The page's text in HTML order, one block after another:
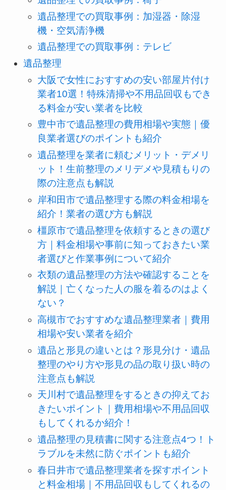
遺品整理での買取事例：加湿器・除湿
機・空気清浄機
遺品整理での買取事例：テレビ
遺品整理
大阪で女性におすすめの安い部屋片付け
業者10選！特殊清掃や不用品回収もでき
る料金が安い業者を比較
豊中市で遺品整理の費用相場や実態｜優
良業者選びのポイントも紹介
遺品整理を業者に頼むメリット・デメリ
ット！生前整理のメリデメや見積もりの
際の注意点も解説
岸和田市で遺品整理する際の料金相場を
紹介！業者の選び方も解説
橿原市で遺品整理を依頼するときの選び
方｜料金相場や事前に知っておきたい業
者選びと作業事例について紹介
衣類の遺品整理の方法や確認することを
解説｜亡くなった人の服を着るのはよく
ない？
高槻市でおすすめな遺品整理業者｜費用
相場や安い業者を紹介
遺品と形見の違いとは？形見分け・遺品
整理のやり方や形見の品の取り扱い時の
注意点も解説
天川村で遺品整理をするときの抑えてお
きたいポイント｜費用相場や不用品回収
もしてくれるか紹介！
遺品整理の見積書に関する注意点4つ！ト
ラブルを未然に防ぐポイントも紹介
春日井市で遺品整理業者を探すポイント
と料金相場｜不用品回収もしてくれるの